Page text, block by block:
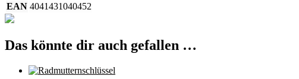
EAN 4041431040452
Das könnte dir auch gefallen …